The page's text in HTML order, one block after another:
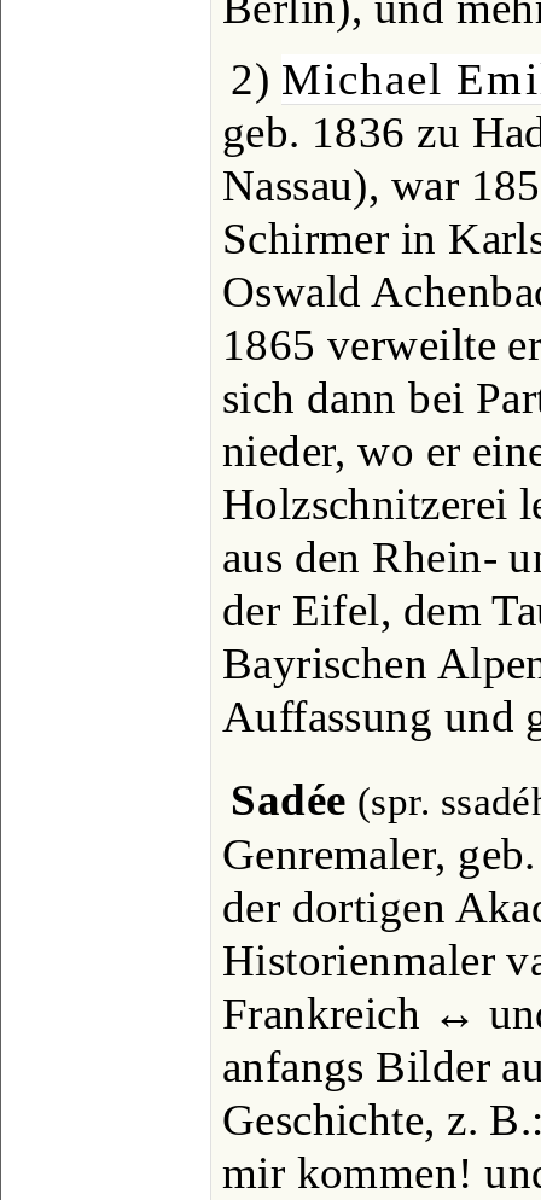
2) Michael
geb. 1836 zu
Nassau), war
Schirmer in
Oswald
1865 verweilte
sich dann bei
nieder, wo er
Holzschnitzerei
aus den Rhein-
der Eifel, dem
Bayrischen
Auffassung und
Sadée (spr.
Genremaler,
der dortigen
Historienmaler
Frankreich ↔
anfangs Bilder
Geschichte, z.
mir kommen!